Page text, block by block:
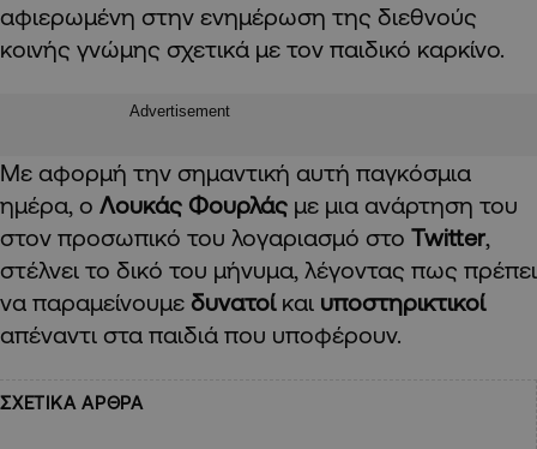
αφιερωμένη στην ενημέρωση της διεθνούς
κοινής γνώμης σχετικά με τον παιδικό καρκίνο.
Advertisement
Με αφορμή την σημαντική αυτή παγκόσμια
ημέρα, ο Λουκάς Φουρλάς με μια ανάρτηση του
στον προσωπικό του λογαριασμό στο Twitter,
στέλνει το δικό του μήνυμα, λέγοντας πως πρέπει
να παραμείνουμε δυνατοίκαι υποστηρικτικοί
απέναντι στα παιδιά που υποφέρουν.
ΣΧΕΤΙΚΑ ΑΡΘΡΑ